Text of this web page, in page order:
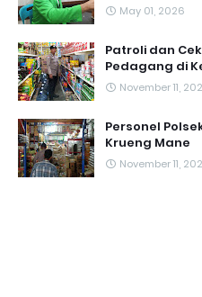
May 01, 2026
Patroli dan
Pedagang di
November 11,
Personel
Krueng Mane
November 11,